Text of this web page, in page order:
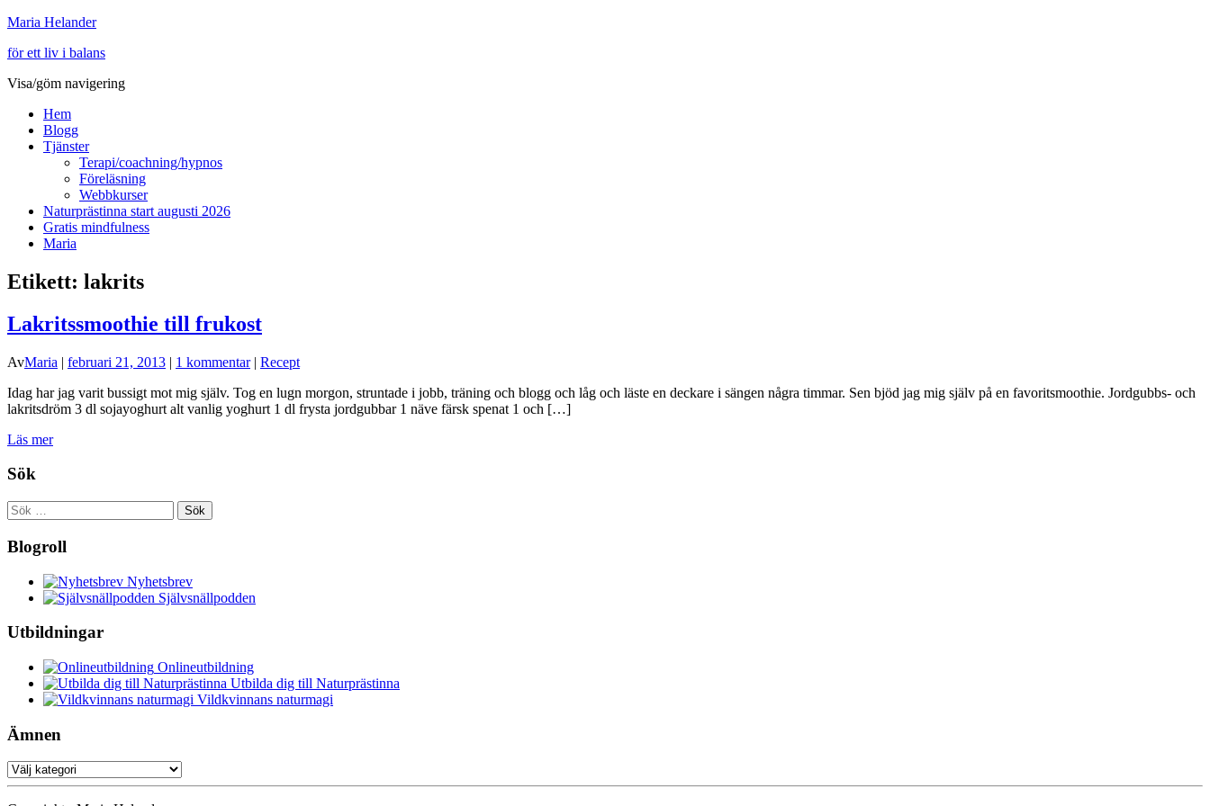
Maria Helander
för ett liv i balans
Visa/göm navigering
Hem
Blogg
Tjänster
Terapi/coachning/hypnos
Föreläsning
Webbkurser
Naturprästinna start augusti 2026
Gratis mindfulness
Maria
Etikett: lakrits
Lakritssmoothie till frukost
AvMaria | februari 21, 2013 | 1 kommentar| Recept
Idag har jag varit bussigt mot mig själv. Tog en lugn morgon, struntade i jobb, träning och blogg och låg och läste en deckare i sängen några timmar. Sen bjöd jag mig själv på en favoritsmoothie. Jordgubbs- och
lakritsdröm 3 dl sojayoghurt alt vanlig yoghurt 1 dl frysta jordgubbar 1 näve färsk spenat 1 och […]
Läs mer
Sök
Sök
efter:
Blogroll
Nyhetsbrev
Självsnällpodden
Utbildningar
Onlineutbildning
Utbilda dig till Naturprästinna
Vildkvinnans naturmagi
Ämnen
Ämnen